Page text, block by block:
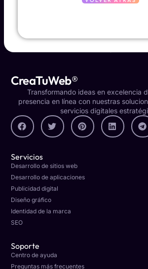
CreaTuWeb®
Transformando ideas en excelencia
presencia en línea con nuestras
servicios digitales
Servicios
Desarrollo de sitios web
Desarrollo de aplicaciones
Publicidad digital
Diseño gráfico
Identidad de la marca
SEO
Soporte
Centro de ayuda
Preguntas más frecuentes